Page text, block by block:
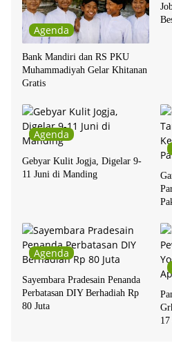
Agenda
Bank Mandiri dan RS PKU
Muhammadiyah Gelar Khitanan
Gratis
Agenda
Gebyar Kulit Jogja, Digelar 9-
11 Juni di Manding
Agenda
Sayembara Pradesain Penanda
Perbatasan DIY Berhadiah Rp
80 Juta